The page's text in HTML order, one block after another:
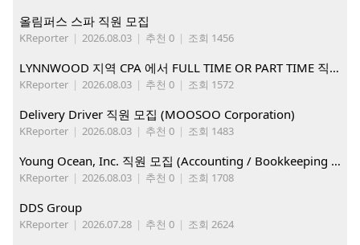
올림퍼스 스파 직원 모집
KReporter | 2026.08.03 | 추천 0 | 조회 1456
LYNNWOOD 지역 CPA 에서 FULL TIME OR PART TIME 직원을 찾습니다
KReporter | 2026.08.03 | 추천 0 | 조회 1572
Delivery Driver 직원 모집 (MOOSOO Corporation)
KReporter | 2026.08.03 | 추천 0 | 조회 1483
Young Ocean, Inc. 직원 모집 (Accounting / Bookkeeping 분야)
KReporter | 2026.08.03 | 추천 0 | 조회 1708
DDS Group
KReporter | 2026.07.28 | 추천 0 | 조회 2624